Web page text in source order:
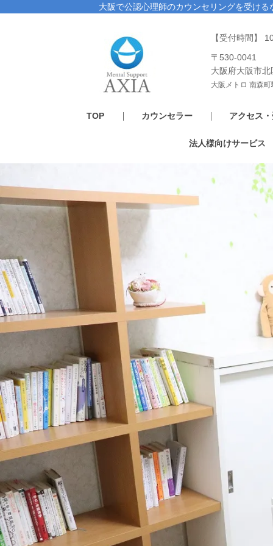
大阪で公認心理師のカウンセリングを受け
【受付時間】
〒530-0041
大阪府大阪市
大阪メトロ 南森
TOP カウンセラー アクセス
法人様向けサービス